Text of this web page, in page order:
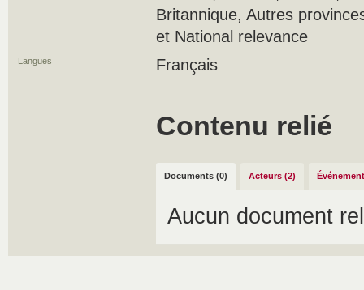
Britannique, Autres
et National relevance
Langues Français
Contenu relié
Documents (0) Acteurs (2)
Aucun document